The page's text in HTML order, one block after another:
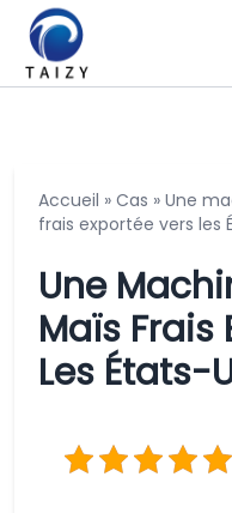
Accueil » Cas » Une
frais exportée vers les
Une
Maïs Frais
Les États-